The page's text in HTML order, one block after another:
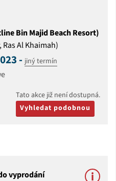
Bin Majid Beach Resort)
Al Khaimah)
- jiný termín
Tato akce již není dostupná.
Vyhledat podobnou
vyprodání